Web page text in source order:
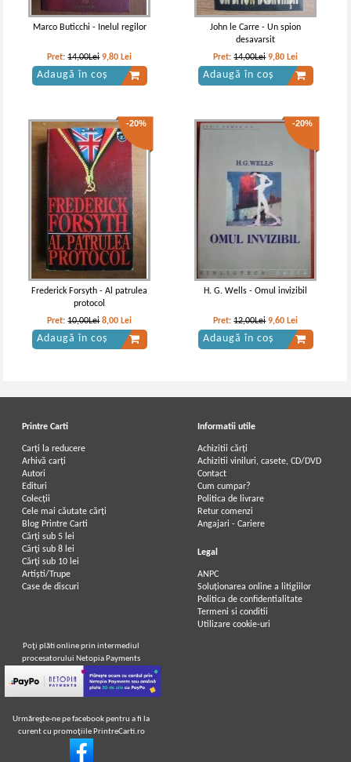
Marco Buticchi - Inelul regilor
Pret:14,00Lei 9,80 Lei
Adaugă în coș
John le Carre - Un spion
desavarsit
Pret:14,00Lei 9,80 Lei
Adaugă în coș
-20%
Frederick Forsyth - Al patrulea
protocol
Pret:10,00Lei 8,00 Lei
Adaugă în coș
-20%
H. G. Wells - Omul invizibil
Pret:12,00Lei 9,60 Lei
Adaugă în coș
Printre Carti
Carți la reducere
Arhivă carți
Autori
Edituri
Colecții
Cele mai căutate cărți
Blog Printre Carti
Cărţi sub 5 lei
Cărţi sub 8 lei
Cărţi sub 10 lei
Artiști/Trupe
Case de discuri
Informatii utile
Achizitii cărți
Achizitii viniluri, casete, CD/DVD
Contact
Cum cumpar?
Politica de livrare
Retur comenzi
Angajari - Cariere
Legal
ANPC
Soluționarea online a litigiilor
Politica de confidentialitate
Termeni si conditii
Utilizare cookie-uri
Poţi plăti online prin intermediul
procesatorului Netopia Payments
Urmăreşte-ne pe facebook pentru a fi la
curent cu promoţiile PrintreCarti.ro